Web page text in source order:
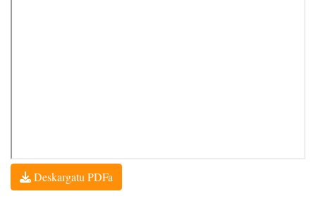
Deskargatu PDFa